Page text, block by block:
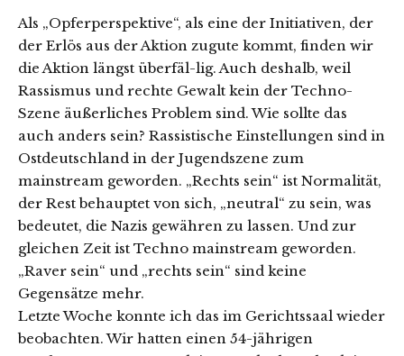
Als „Opferperspektive“, als eine der Initiativen, der
der Erlös aus der Aktion zugute kommt, finden wir
die Aktion längst überfäl-lig. Auch deshalb, weil
Rassismus und rechte Gewalt kein der Techno-
Szene äußerliches Problem sind. Wie sollte das
auch anders sein? Rassistische Einstellungen sind in
Ostdeutschland in der Jugendszene zum
mainstream geworden. „Rechts sein“ ist Normalität,
der Rest behauptet von sich, „neutral“ zu sein, was
bedeutet, die Nazis gewähren zu lassen. Und zur
gleichen Zeit ist Techno mainstream geworden.
„Raver sein“ und „rechts sein“ sind keine
Gegensätze mehr.
Letzte Woche konnte ich das im Gerichtssaal wieder
beobachten. Wir hatten einen 54-jährigen